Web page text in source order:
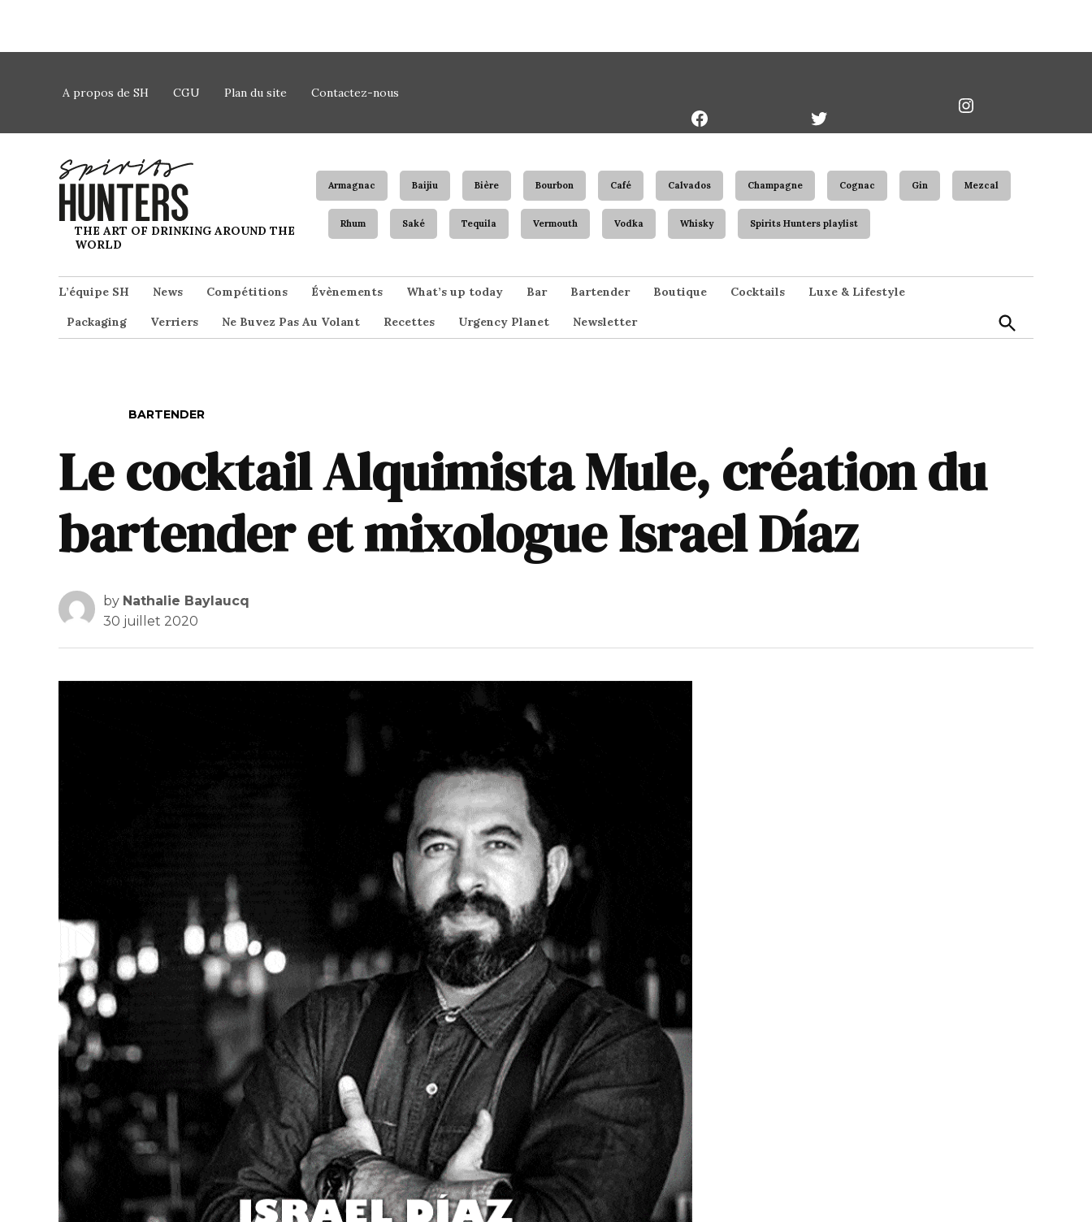
A propos de SH CGU Plan du site Contactez-nous
Spirits Hunters
THE ART OF DRINKING AROUND THE
WORLD
Armagnac Baijiu Bière Bourbon Café Calvados Champagne Cognac Gin Mezcal
Rhum Saké Tequila Vermouth Vodka Whisky Spirits Hunters playlist
L’équipe SH News Compétitions Évènements What’s up today Bar Bartender Boutique Cocktails Luxe & Lifestyle
Packaging Verriers Ne Buvez Pas Au Volant Recettes Urgency Planet Newsletter
BARTENDER
Le cocktail Alquimista Mule, création du
bartender et mixologue Israel Díaz
by Nathalie Baylaucq
30 juillet 2020